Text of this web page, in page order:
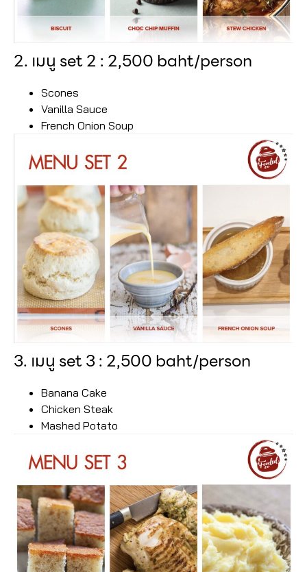
2. เมนู set 2 : 2,500 baht/person
Scones
Vanilla Sauce
French Onion Soup
3. เมนู set 3 : 2,500 baht/person
Banana Cake
Chicken Steak
Mashed Potato